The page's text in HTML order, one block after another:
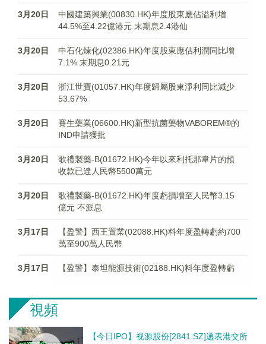
3月20日
中國建築興業(00830.HK)年度股東應佔溢利增
44.5%至4.22億港元 末期息2.4港仙
3月20日
中石化煉化(02386.HK)年度股東應佔利潤同比增
7.1% 末期息0.21元
3月20日
浙江世寶(01057.HK)年度歸屬股東淨利同比減少
53.67%
3月20日
賽生藥業(06600.HK)新型抗菌藥物VABOREM®的
IND申請獲批
3月20日
歌禮製藥-B(01672.HK)今年以來利托那韋片的預
收款已達人民幣5500萬元
3月20日
歌禮製藥-B(01672.HK)年度虧損增至人民幣3.15
億元 不派息
3月17日
【盈警】西王置業(02088.HK)料年度盈轉虧約700
萬至900萬人民幣
3月17日 【盈警】泰坦能源技術(02188.HK)料年度盈轉虧
視頻
【今日IPO】视源股份[2841.SZ]递表港交所